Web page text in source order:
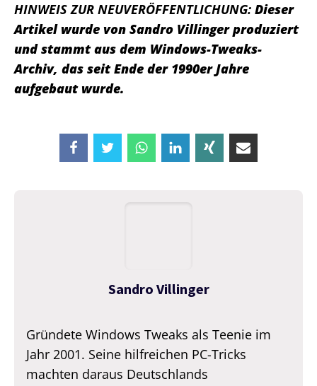
HINWEIS ZUR NEUVERÖFFENTLICHUNG: Dieser
Artikel wurde von Sandro Villinger produziert
und stammt aus dem Windows-Tweaks-
Archiv, das seit Ende der 1990er Jahre
aufgebaut wurde.
Sandro Villinger
Gründete Windows Tweaks als Teenie im
Jahr 2001. Seine hilfreichen PC-Tricks
machten daraus Deutschlands